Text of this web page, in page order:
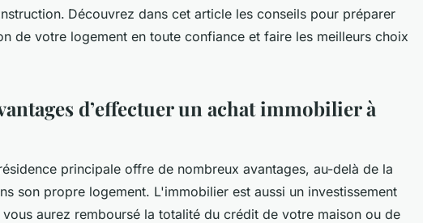
Découvrez dans cet article les conseils pour préparer
de votre logement en toute confiance et faire les meilleurs choix
d’effectuer un achat immobilier à
principale offre de nombreux avantages, au-delà de la
son propre logement. L'immobilier est aussi un investissement
aurez remboursé la totalité du crédit de votre maison ou de